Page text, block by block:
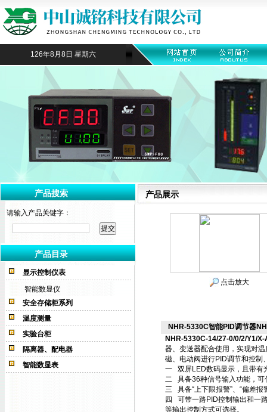
126年8月8日 星期六
产品搜索
请输入产品关键字：
产品目录
显示控制仪表
智能数显仪
安全存储柜系列
温度测量
实验台柜
隔离器、配电器
智能数显表
产品展示
点击放大
NHR-5330C智能PID调节器
NHR-5330C-14/27-0/0/2/Y1/X-
器、变送器配合使用，实现对
磁、电动阀进行PID调节和控制
一 双屏LED数码显示，且带有
二 具备36种信号输入功能，可
三 具备“上下限报警”、“偏差报
四 可带一路PID控制输出和一
等输出控制方式可选择。